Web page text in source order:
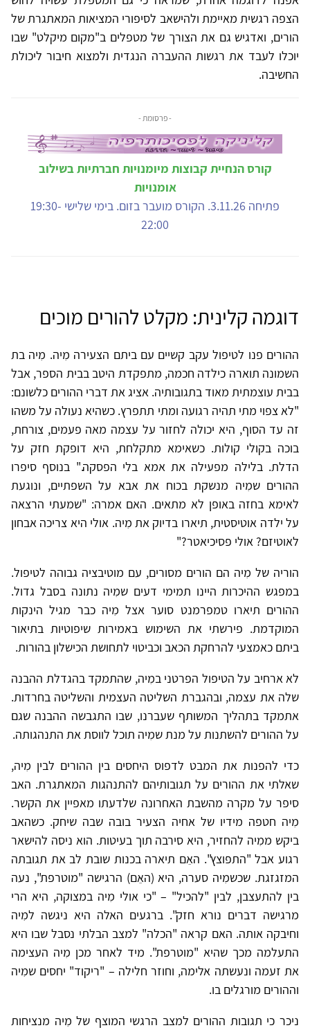
הצפה רגשית מאיימת ולהישאב לסיפורי המציאות המאתגרת של
הורים, ואדגיש גם את הצורך של מטפלים ב"מקום מיקלט" שבו
יוכלו לעבד את רגשות ההעברה הנגדית ולמצוא חיבור ליכולת
החשיבה.
- פרסומת -
קורס הנחיית קבוצות מיומנויות חברתיות בשילוב
אומנויות
פתיחה 3.11.26. הקורס מועבר בזום. בימי שלישי 19:30-
22:00
דוגמה קלינית: מקלט להורים מוכים
ההורים פנו לטיפול עקב קשיים עם ביתם הצעירה מִיה. מִיה בת
השמונה תוארה כילדה חכמה, מתפקדת היטב בבית הספר, אבל
בבית עוצמתית מאוד בתגובותיה. אציג את דברי ההורים כלשונם:
"לא צפוי מתי תהיה רגועה ומתי תתפרץ. כשהיא נעולה על משהו
זה עד הסוף, היא יכולה לחזור על עצמה מאה פעמים, צורחת,
בוכה בקולי קולות. כשאימא מתקלחת, היא דופקת חזק על
הדלת. בלילה מפעילה את אמא בלי הפסקה." בנוסף סיפרו
ההורים שמִיה מנשקת בכוח את אבא על השפתיים, ונוגעת
לאימא בחזה באופן לא מתאים. האם אמרה: "שמעתי הרצאה
על ילדה אוטיסטית, תיארו בדיוק את מִיה. אולי היא צריכה אבחון
לאוטיזם? אולי פסיכיאטר?"
הוריה של מִיה הם הורים מסורים, עם מוטיבציה גבוהה לטיפול.
במפגש ההיכרות היינו תמימי דעים שמִיה נתונה בסבל גדול.
ההורים תיארו טמפרמנט סוער אצל מִיה כבר מגיל הינקות
המוקדמת. פירשתי את השימוש באמירות שיפוטיות בתיאור
ביתם כאמצעי להרחקת הכאב וכביטוי לתחושת הכישלון בהורות.
לא ארחיב על הטיפול הפרטני במִיה, שהתמקד בהגדלת ההבנה
שלה את עצמה, ובהגברת השליטה העצמית והשליטה בחרדות.
אתמקד בתהליך המשותף שעברנו, שבו התגבשה ההבנה שגם
על ההורים להשתנות על מנת שמִיה תוכל לווסת את התנהגותה.
כדי להפנות את המבט לדפוס היחסים בין ההורים לבין מִיה,
שאלתי את ההורים על תגובותיהם להתנהגות המאתגרת. האב
סיפר על מקרה מהשבת האחרונה שלדעתו מאפיין את הקשר.
מִיה חטפה מידיו של אחיה הצעיר בובה שבה שיחק. כשהאב
ביקש ממִיה להחזיר, היא סירבה תוך בעיטות. הוא ניסה להישאר
רגוע אבל "התפוצץ". האֵם תיארה בכנות שובת לב את תגובתה
המזגזגת. שכשמִיה סערה, היא (האֵם) הרגישה "מוטרפת", נעה
בין להתעצבן, לבין "להכיל" – "כי אולי מִיה במצוקה, היא הרי
מרגישה דברים נורא חזק". ברגעים האלה היא ניגשה למִיה
וחיבקה אותה. האם קראה "הכלה" למצב הבלתי נסבל שבו היא
התעלמה מכך שהיא "מוטרפת". מיד לאחר מכן מִיה העצימה
את זעמה ונעשתה אלימה, וחוזר חלילה – "ריקוד" יחסים שמִיה
וההורים מורגלים בו.
ניכר כי תגובות ההורים למצב הרגשי המוצף של מִיה מנציחות